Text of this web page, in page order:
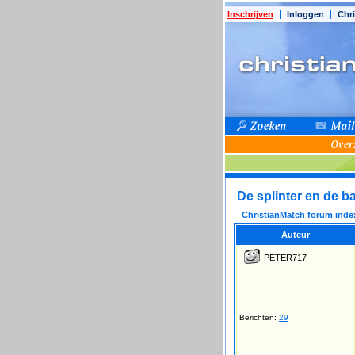
Inschrijven Inloggen
De splinter en de
ChristianMatch forum
Auteur
PETER717
Berichten: 29